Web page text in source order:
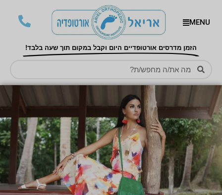
MENU
הזמן מדרסים אורטופדיים היום וקבל במקום תוך שעה בלבד!